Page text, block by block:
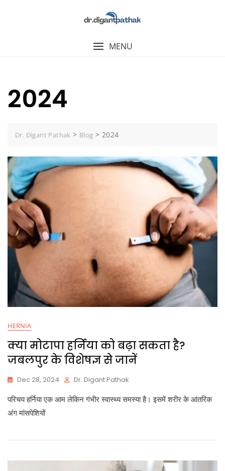
MENU
2024
Dr. Digant Pathak > Blog > 2024
HERNIA
क्या मोटापा हर्निया को बढ़ा सकता है?
जबलपुर के विशेषज्ञ से जानें
Dec 28, 2024 Dr. Digant Pathak
परिचय हर्निया एक आम लेकिन गंभीर स्वास्थ्य समस्या है। इसमें शरीर के आंतरिक
अंग मांसपेशियों